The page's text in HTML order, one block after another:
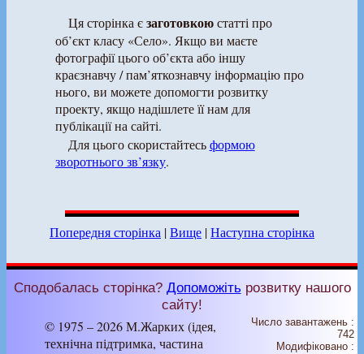
Ця сторінка єзаготовкоюстатті про
об’єкт класу «Село». Якщо ви маєте
фотографії цього об’єкта або іншу
краєзнавчу / пам’яткознавчу інформацію про
нього, ви можете допомогти розвитку
проекту, якщо надішлете її нам для
публікації на сайті.
Для цього скористайтесьформою
зворотнього зв’язку.
Попередня сторінка |Вище |Наступна сторінка
Сподобалась сторінка? Допоможіть розвитку нашого
сайту!
© 1975 – 2026 М.Жарких (ідея,
технічна підтримка, частина
Число завантажень :
742
Модифіковано :